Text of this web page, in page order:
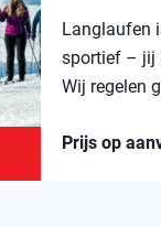
Langlaufen
sportief – jij
Wij regelen
Prijs op